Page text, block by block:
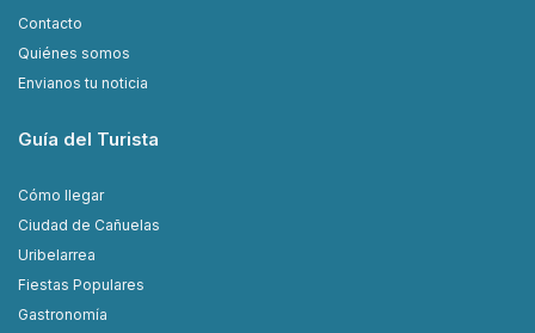
Contacto
Quiénes somos
Envianos tu noticia
Guía del Turista
Cómo llegar
Ciudad de Cañuelas
Uribelarrea
Fiestas Populares
Gastronomía